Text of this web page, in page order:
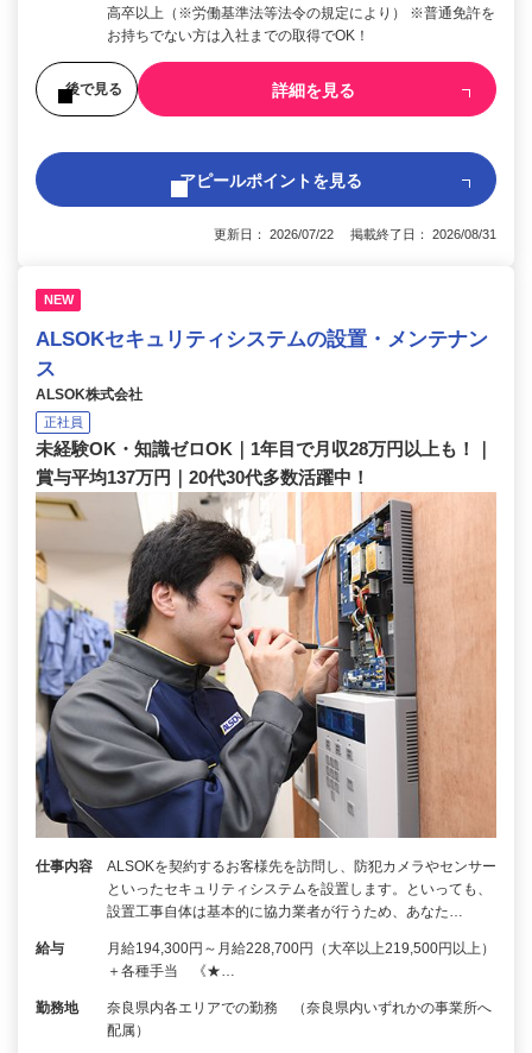
高卒以上（※労働基準法等法令の規定により） ※普通免許を
お持ちでない方は入社までの取得でOK！
後で見る 詳細を見る
アピールポイントを見る
更新日： 2026/07/22 掲載終了日： 2026/08/31
NEW
ALSOKセキュリティシステムの設置・メンテナン
ス
ALSOK株式会社
正社員
未経験OK・知識ゼロOK｜1年目で月収28万円以上も！｜
賞与平均137万円｜20代30代多数活躍中！
仕事内容
ALSOKを契約するお客様先を訪問し、防犯カメラやセンサー
といったセキュリティシステムを設置します。といっても、
設置工事自体は基本的に協力業者が行うため、あなた…
給与
月給194,300円～月給228,700円（大卒以上219,500円以上）
＋各種手当 《★…
勤務地
奈良県内各エリアでの勤務 （奈良県内いずれかの事業所へ
配属）